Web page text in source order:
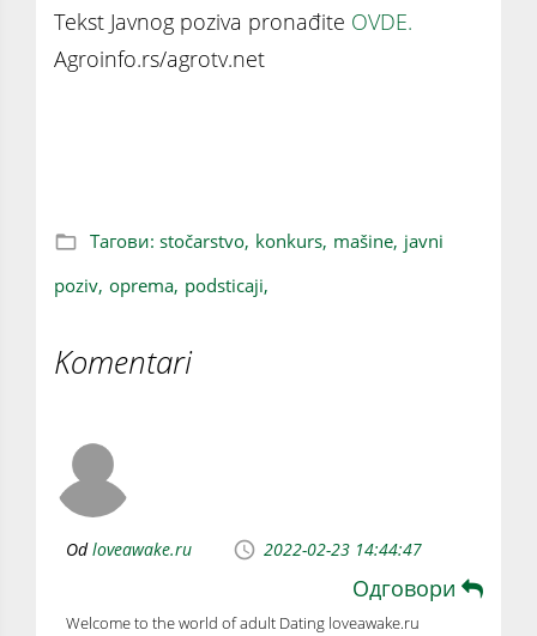
Tekst Javnog poziva pronađite OVDE.
Agroinfo.rs/agrotv.net
Тагови: stočarstvo, konkurs, mašine, javni
poziv, oprema, podsticaji,
Komentari
Odloveawake.ru 2022-02-23 14:44:47
Одговори
Welcome to the world of adult Dating loveawake.ru